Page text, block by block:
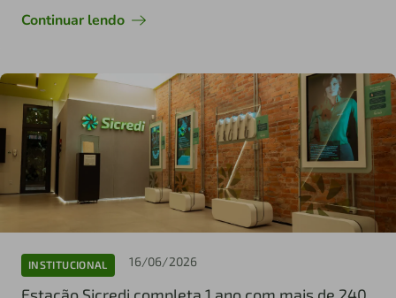
Continuar lendo
INSTITUCIONAL 16/06/2026
Estação Sicredi completa 1 ano com mais de 240